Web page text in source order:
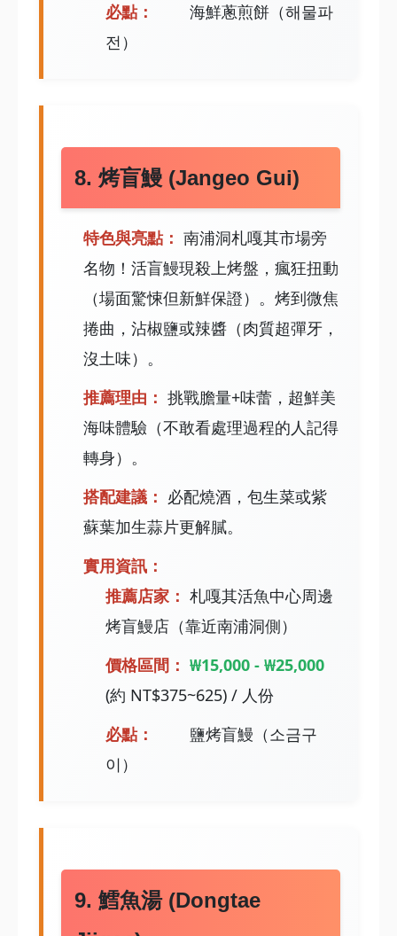
必點：
海鮮蔥煎餅（해물파
전）
8. 烤盲鰻 (Jangeo Gui)
特色與亮點： 南浦洞札嘎其市場旁
名物！活盲鰻現殺上烤盤，瘋狂扭動
（場面驚悚但新鮮保證）。烤到微焦
捲曲，沾椒鹽或辣醬（肉質超彈牙，
沒土味）。
推薦理由： 挑戰膽量+味蕾，超鮮美
海味體驗（不敢看處理過程的人記得
轉身）。
搭配建議： 必配燒酒，包生菜或紫
蘇葉加生蒜片更解膩。
實用資訊：
推薦店家： 札嘎其活魚中心周邊
烤盲鰻店（靠近南浦洞側）
價格區間： ₩15,000 - ₩25,000
(約 NT$375~625) / 人份
必點：
鹽烤盲鰻（소금구
이）
9. 鱈魚湯 (Dongtae